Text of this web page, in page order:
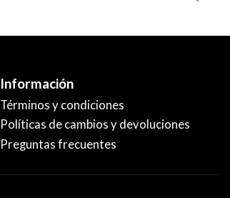
Información
Términos y condiciones
Políticas de cambios y devoluciones
Preguntas frecuentes